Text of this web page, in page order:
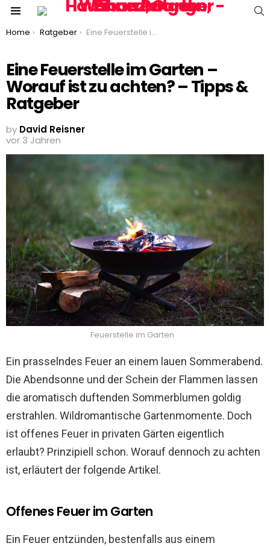
You are here:
Home Ratgeber Eine Feuerstelle im Garten – Worauf ist zu achten? – Tipps & Ratgeber
Eine Feuerstelle im Garten –
Worauf ist zu achten? – Tipps &
Ratgeber
by David Reisner
vor 3 Jahren
Feuerstelle im Garten
Ein prasselndes Feuer an einem lauen Sommerabend.
Die Abendsonne und der Schein der Flammen lassen
die aromatisch duftenden Sommerblumen goldig
erstrahlen. Wildromantische Gartenmomente. Doch
ist offenes Feuer in privaten Gärten eigentlich
erlaubt? Prinzipiell schon. Worauf dennoch zu achten
ist, erläutert der folgende Artikel.
Offenes Feuer im Garten
Ein Feuer entzünden, bestenfalls aus einem